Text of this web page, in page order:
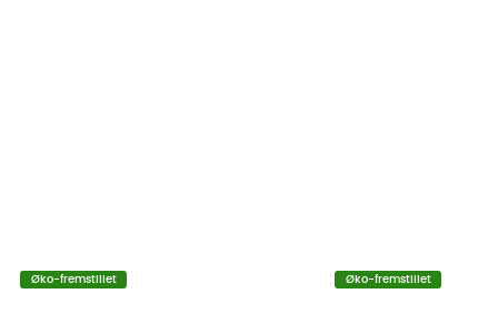
Øko-fremstillet Øko-fremstillet